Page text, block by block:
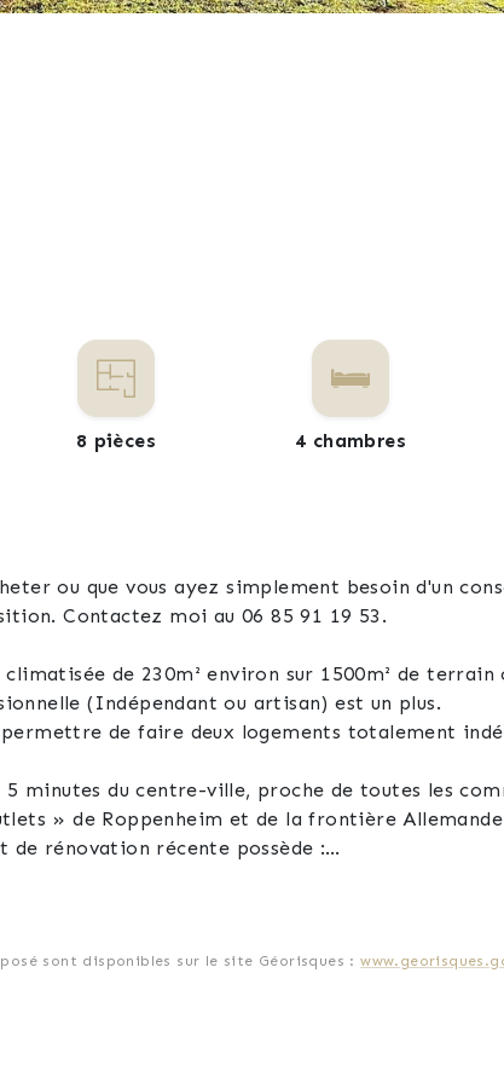
8 pièces 4 chambres
ou que vous ayez simplement besoin d'un
Contactez moi au 06 85 91 19 53.
de 230m² environ sur 1500m² de
(Indépendant ou artisan) est un plus.
de faire deux logements totalement
5 minutes du centre-ville, proche de toutes les
» de Roppenheim et de la frontière
de rénovation récente possède :
un dégagement qui dessert une spacieuse
sont disponibles sur le site Géorisques :